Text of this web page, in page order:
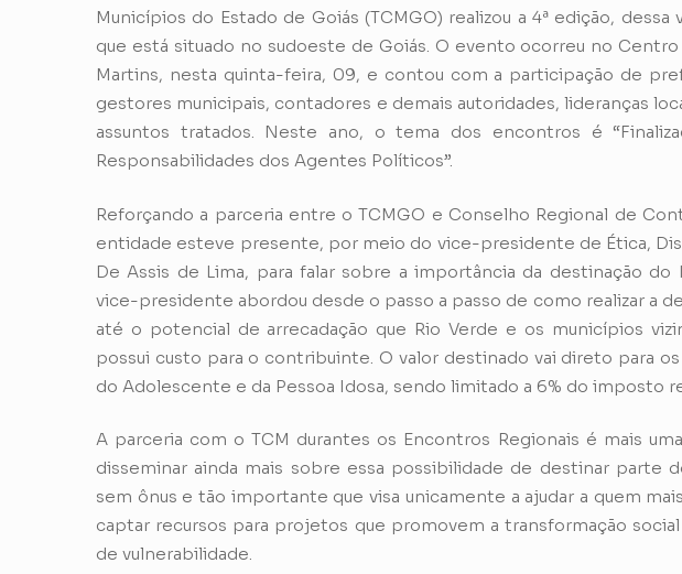
Municípios do Estado de Goiás (TCMGO) realizou a 4ª edição,
que está situado no sudoeste de Goiás. O evento ocorreu no
Martins, nesta quinta-feira, 09, e contou com a participação de
gestores municipais, contadores e demais autoridades, lideranças
assuntos tratados. Neste ano, o tema dos encontros é
Responsabilidades dos Agentes Políticos”.
Reforçando a parceria entre o TCMGO e Conselho Regional de
entidade esteve presente, por meio do vice-presidente de Ética,
De Assis de Lima, para falar sobre a importância da destinação do
vice-presidente abordou desde o passo a passo de como realizar a
até o potencial de arrecadação que Rio Verde e os municípios
possui custo para o contribuinte. O valor destinado vai direto para
do Adolescente e da Pessoa Idosa, sendo limitado a 6% do imposto
A parceria com o TCM durantes os Encontros Regionais é mais
disseminar ainda mais sobre essa possibilidade de destinar parte
sem ônus e tão importante que visa unicamente a ajudar a quem
captar recursos para projetos que promovem a transformação
de vulnerabilidade.